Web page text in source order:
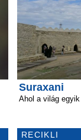
Suraxani
Ahol a világ
RECIKLI